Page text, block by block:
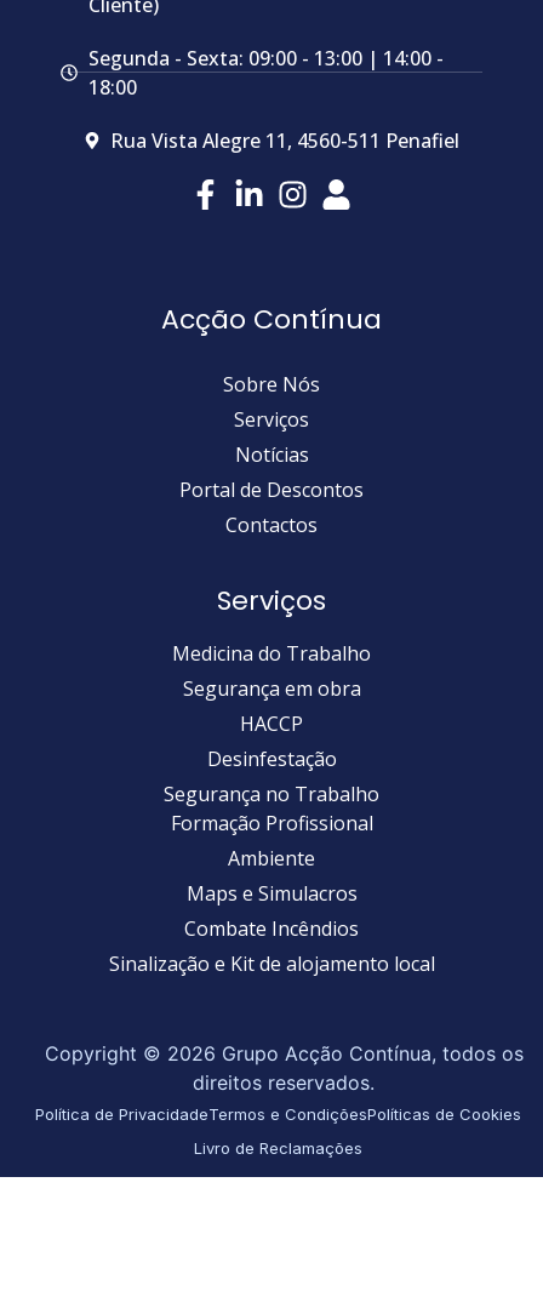
Segunda - Sexta: 09:00 - 13:00 | 14:00 -
18:00
Rua Vista Alegre 11, 4560-511 Penafiel
Acção Contínua
Sobre Nós
Serviços
Notícias
Portal de Descontos
Contactos
Serviços
Medicina do Trabalho
Segurança em obra
HACCP
Desinfestação
Segurança no Trabalho
Formação Profissional
Ambiente
Maps e Simulacros
Combate Incêndios
Sinalização e Kit de alojamento local
Copyright © 2026 Grupo Acção Contínua, todos os
direitos reservados.
Política de PrivacidadeTermos e CondiçõesPolíticas de Cookies
Livro de Reclamações